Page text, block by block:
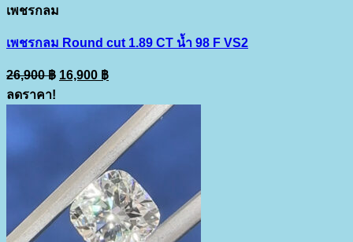
เพชรกลม
เพชรกลม Round cut 1.89 CT น้ำ 98 F VS2
26,900฿ Original
price
16,900 ฿Current
price
16,900 ฿.
ลดราคา!